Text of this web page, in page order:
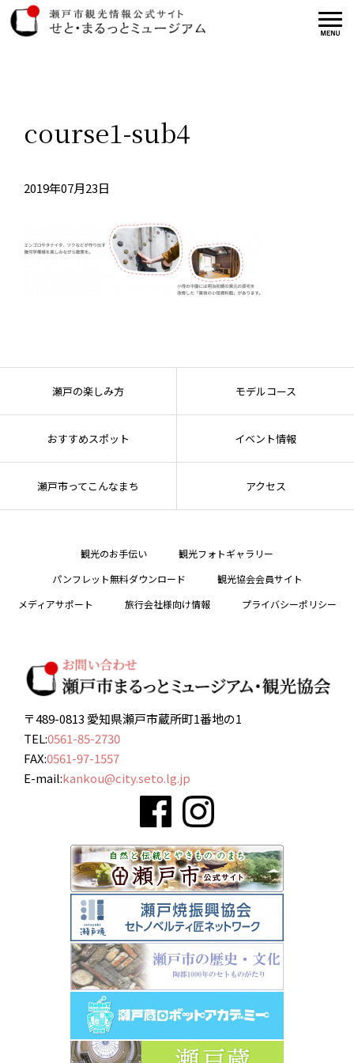
course1-sub4
2019年07月23日
瀬戸の楽しみ方 モデルコース
おすすめスポット イベント情報
瀬戸市ってこんなまち アクセス
観光のお手伝い
観光フォトギャラリー
パンフレット無料ダウンロード
観光協会会員サイト
メディアサポート
旅行会社様向け情報 プライバシーポリシー
〒489-0813 愛知県瀬戸市蔵所町1番地の1
TEL:0561-85-2730
FAX:0561-97-1557
E-mail:kankou@city.seto.lg.jp